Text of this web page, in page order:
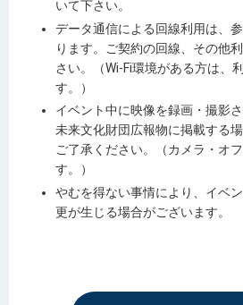
いて下さい。
データ通信による回線利用は、
ります。ご契約の回線、その他
さい。（Wi-Fi環境がある方は、
す。）
イベント中に映像を録画・撮影
未来文化財団広報物に掲載する
ご了承ください。（カメラ・オ
す。）
やむを得ない事情により、イベ
更が生じる場合がございます。